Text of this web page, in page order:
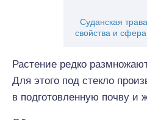
Суданская
свойства и
Растение редко
Для этого под стекло
в подготовленную почву и